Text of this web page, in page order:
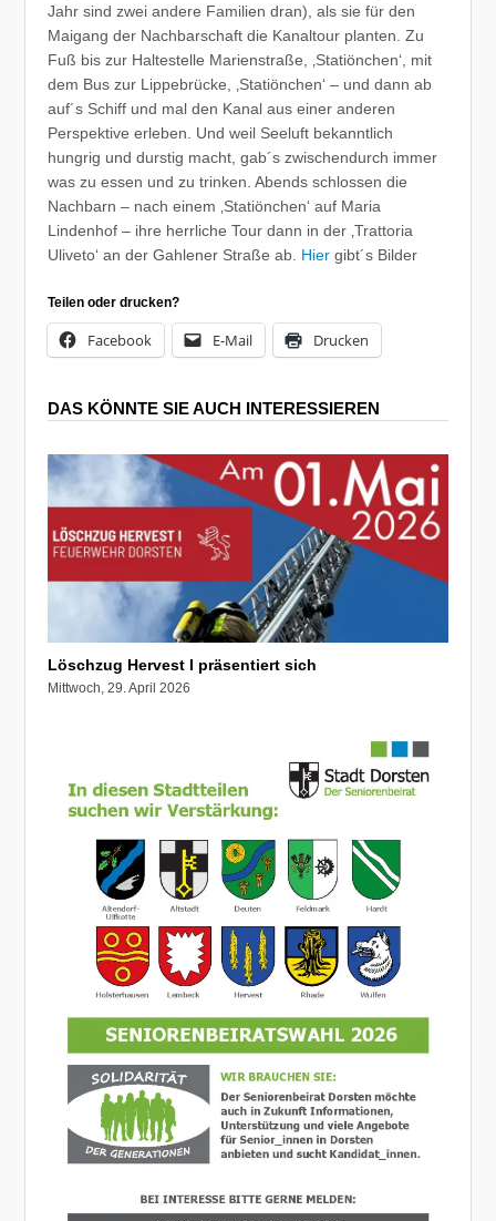
Jahr sind zwei andere Familien dran), als sie für den
Maigang der Nachbarschaft die Kanaltour planten. Zu
Fuß bis zur Haltestelle Marienstraße, ‚Statiönchen‘, mit
dem Bus zur Lippebrücke, ‚Statiönchen‘ – und dann ab
auf´s Schiff und mal den Kanal aus einer anderen
Perspektive erleben. Und weil Seeluft bekanntlich
hungrig und durstig macht, gab´s zwischendurch immer
was zu essen und zu trinken. Abends schlossen die
Nachbarn – nach einem ‚Statiönchen‘ auf Maria
Lindenhof – ihre herrliche Tour dann in der ‚Trattoria
Uliveto‘ an der Gahlener Straße ab. Hier gibt´s Bilder
Teilen oder drucken?
Facebook E-Mail Drucken
DAS KÖNNTE SIE AUCH INTERESSIEREN
Löschzug Hervest I präsentiert sich
Mittwoch, 29. April 2026